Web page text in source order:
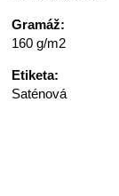
Gramáž:
160 g/m2
Etiketa:
Saténová